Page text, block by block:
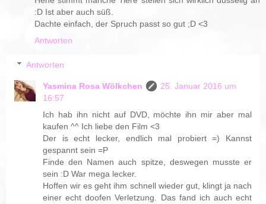
:D Ist aber auch süß.
Dachte einfach, der Spruch passt so gut ;D <3
Antworten
Antworten
Yasmina Rosa Wölkchen
25. Januar 2016 um
16:57
Ich hab ihn nicht auf DVD, möchte ihn mir aber mal
kaufen ^^ Ich liebe den Film <3
Der is echt lecker, endlich mal probiert =) Kannst
gespannt sein =P
Finde den Namen auch spitze, deswegen musste er
sein :D War mega lecker.
Hoffen wir es geht ihm schnell wieder gut, klingt ja nach
einer echt doofen Verletzung. Das fand ich auch echt